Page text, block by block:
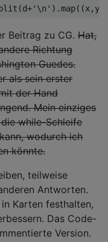
Beitrag zu CG. Hat,
Richtung
Guedes.
als sein erster
der Hand
Mein einziges
while-Schleife
wodurch ich
könnte.
teilweise
Antworten.
Karten festhalten,
Das Code-
Version.